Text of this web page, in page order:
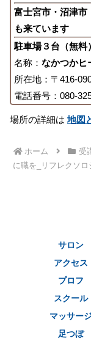
富士宮市・沼津市
も来ています
駐車場３台（無料）
名称： なかつかヒ
所在地：〒416-
電話番号：080-
場所の詳細は地図
ホーム 受
に職を_リフレクソ
サロン
アクセス
プロフ
スクール
マッサー
足つぼ